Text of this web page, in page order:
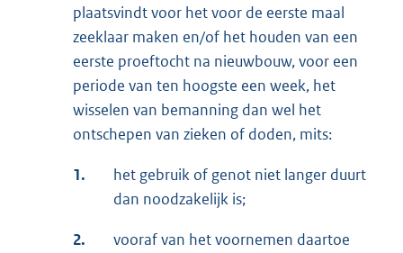
plaatsvindt voor het voor de eerste maal
zeeklaar maken en/of het houden van een
eerste proeftocht na nieuwbouw, voor een
periode van ten hoogste een week, het
wisselen van bemanning dan wel het
ontschepen van zieken of doden, mits:
1.
het gebruik of genot niet langer duurt
dan noodzakelijk is;
2.
vooraf van het voornemen daartoe